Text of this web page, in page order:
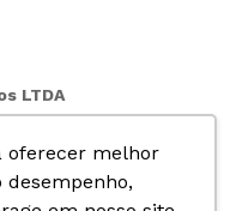
oferecer melhor
LTDA
Jd. São Geraldo-
07.019.669/0001-74